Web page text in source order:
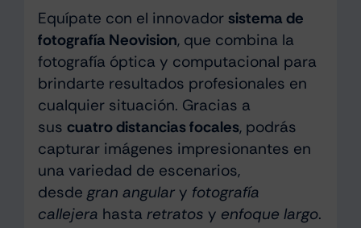
Equípate con el innovador sistema de
fotografía Neovision, que combina la
fotografía óptica y computacional para
brindarte resultados profesionales en
cualquier situación. Gracias a
sus cuatro distancias focales, podrás
capturar imágenes impresionantes en
una variedad de escenarios,
desde gran angulary fotografía
callejera hasta retratos y enfoque largo.